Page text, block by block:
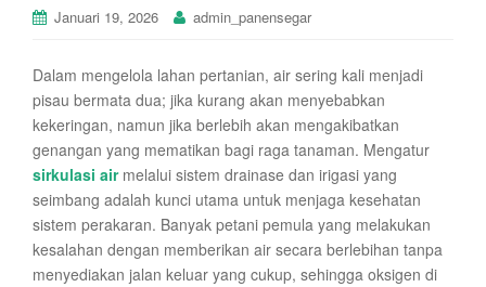
Januari 19, 2026 admin_panensegar
Dalam mengelola lahan pertanian, air sering kali menjadi
pisau bermata dua; jika kurang akan menyebabkan
kekeringan, namun jika berlebih akan mengakibatkan
genangan yang mematikan bagi raga tanaman. Mengatur
sirkulasi airmelalui sistem drainase dan irigasi yang
seimbang adalah kunci utama untuk menjaga kesehatan
sistem perakaran. Banyak petani pemula yang melakukan
kesalahan dengan memberikan air secara berlebihan tanpa
menyediakan jalan keluar yang cukup, sehingga oksigen di